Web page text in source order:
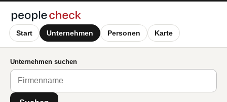
Start Unternehmen Personen Karte
Unternehmen suchen